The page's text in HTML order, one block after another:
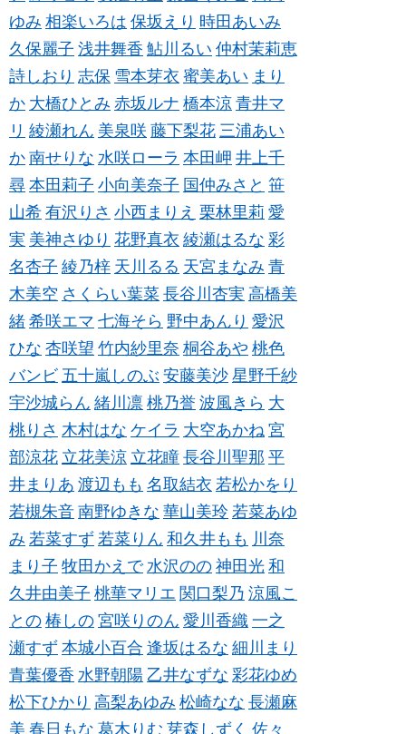
ゆみ 相楽いろは 保坂えり 時田あいみ
久保麗子 浅井舞香 鮎川るい 仲村茉莉恵
詩しおり 志保 雪本芽衣 蜜美あい まり
か 大橋ひとみ 赤坂ルナ 橋本涼 青井マ
リ 綾瀬れん 美泉咲 藤下梨花 三浦あい
か 南せりな 水咲ローラ 本田岬 井上千
尋 本田莉子 小向美奈子 国仲みさと 笹
山希 有沢りさ 小西まりえ 栗林里莉 愛
実 美神さゆり 花野真衣 綾瀬はるな 彩
名杏子 綾乃梓 天川るる 天宮まなみ 青
木美空 さくらい葉菜 長谷川杏実 高橋美
緒 希咲エマ 七海そら 野中あんり 愛沢
ひな 杏咲望 竹内紗里奈 桐谷あや 桃色
バンビ 五十嵐しのぶ 安藤美沙 星野千紗
宇沙城らん 緒川凛 桃乃誉 波風きら 大
桃りさ 木村はな ケイラ 大空あかね 宮
部涼花 立花美涼 立花瞳 長谷川聖那 平
井まりあ 渡辺もも 名取結衣 若松かをり
若槻朱音 南野ゆきな 華山美玲 若菜あゆ
み 若菜すず 若菜りん 和久井もも 川奈
まり子 牧田かえで 水沢のの 神田光 和
久井由美子 桃華マリエ 関口梨乃 涼風こ
との 椿しの 宮咲りのん 愛川香織 一之
瀬すず 本城小百合 逢坂はるな 細川まり
青葉優香 水野朝陽 乙井なずな 彩花ゆめ
松下ひかり 高梨あゆみ 松崎なな 長瀬麻
美 春日もな 葛木りむ 芽森しずく 佐々